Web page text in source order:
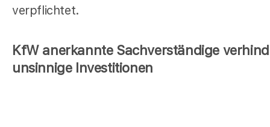
verpflichtet.
KfW anerkannte Sachverständige
unsinnige Investitionen